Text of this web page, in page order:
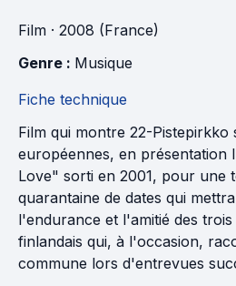
Film · 2008 (France)
Genre : Musique
Fiche technique
Film qui montre 22-Pistepirkko
européennes, en présentation
Love" sorti en 2001, pour une
quarantaine de dates qui
l'endurance et l'amitié des
finlandais qui, à l'occasion,
commune lors d'entrevues